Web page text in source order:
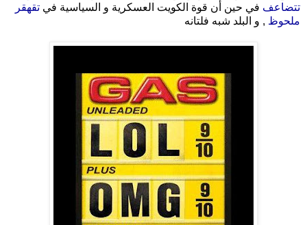
تتضاعف في حين أن قوة الكويت العسكرية و السياسية في تقهقر
ملحوظ , و البلد شبه فلتانه